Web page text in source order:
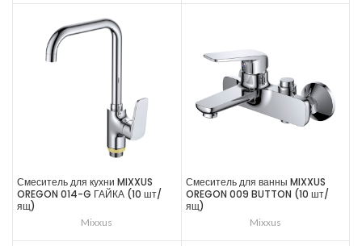
Смеситель для кухни MIXXUS
OREGON 014-G ГАЙКА (10 шт/
ящ)
Mixxus
Смеситель для ванны MIXXUS
OREGON 009 BUTTON (10 шт/
ящ)
Mixxus